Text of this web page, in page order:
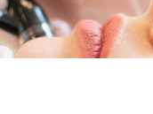
Процедура
инновационный
объединяющий 5